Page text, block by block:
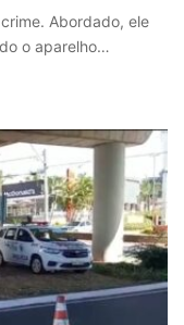
Abordado, ele
o aparelho…